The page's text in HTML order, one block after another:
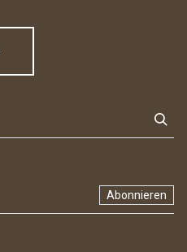
Abonnieren